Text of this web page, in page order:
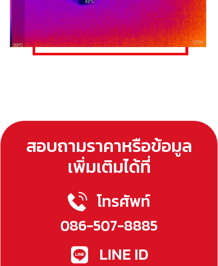
สอบถามราคาหรือข้อมูล
เพิ่มเติมได้ที่
โทรศัพท์
086-507-8885
LINE ID